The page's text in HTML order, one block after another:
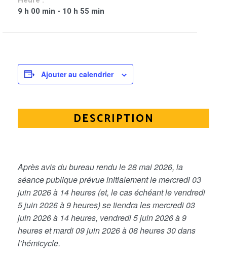
9 h 00 min - 10 h 55 min
Ajouter au calendrier
DESCRIPTION
Après avis du bureau rendu le 28 mai 2026, la
séance publique prévue initialement le mercredi 03
juin 2026 à 14 heures (et, le cas échéant le vendredi
5 juin 2026 à 9 heures) se tiendra les mercredi 03
juin 2026 à 14 heures, vendredi 5 juin 2026 à 9
heures et mardi 09 juin 2026 à 08 heures 30 dans
l’hémicycle.